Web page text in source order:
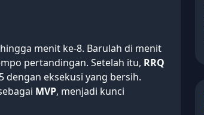
menit ke-8. Barulah di menit
pertandingan. Setelah itu, RRQ
dengan eksekusi yang bersih.
MVP, menjadi kunci